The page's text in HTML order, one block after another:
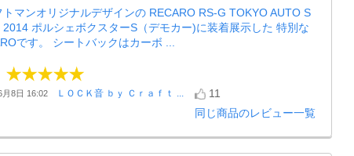
トマンオリジナルデザインの RECARO RS-G TOKYO AUTO S
2014 ポルシェボクスターS（デモカー)に装着展示した 特別な
です。 シートバックはカーボ ...
月8日 16:02 ＬＯＣＫ音 ｂｙ Ｃｒａｆｔ ...
11
同じ商品のレビュー一覧